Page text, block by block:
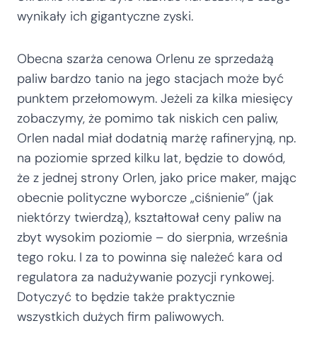
wynikały ich gigantyczne zyski.
Obecna szarża cenowa Orlenu ze sprzedażą
paliw bardzo tanio na jego stacjach może być
punktem przełomowym. Jeżeli za kilka miesięcy
zobaczymy, że pomimo tak niskich cen paliw,
Orlen nadal miał dodatnią marżę rafineryjną, np.
na poziomie sprzed kilku lat, będzie to dowód,
że z jednej strony Orlen, jako price maker, mając
obecnie polityczne wyborcze „ciśnienie” (jak
niektórzy twierdzą), kształtował ceny paliw na
zbyt wysokim poziomie – do sierpnia, września
tego roku. I za to powinna się należeć kara od
regulatora za nadużywanie pozycji rynkowej.
Dotyczyć to będzie także praktycznie
wszystkich dużych firm paliwowych.